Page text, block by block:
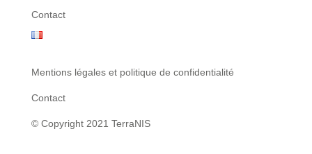
Contact
Mentions légales et politique de confidentialité
Contact
© Copyright 2021 TerraNIS